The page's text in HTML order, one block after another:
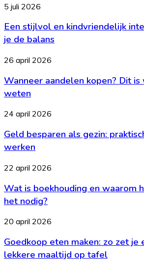
Een
en
kindvriendelijk
interieur:
bewaar
de
balans
5 juli 2026
Een stijlvol en kindvriendelijk
je de balans
Wanneer
kopen?
is
je
weten
26 april 2026
Wanneer aandelen kopen? Dit
weten
Geld
als
gezin:
praktische
die
werken
24 april 2026
Geld besparen als gezin:
werken
Wat
boekhouding
en
waarom
elk
het
nodig?
22 april 2026
Wat is boekhouding en waarom
het nodig?
Goedkoop
maken:
zo
zet
20 april 2026
Goedkoop eten maken: zo zet je
lekkere maaltijd op tafel